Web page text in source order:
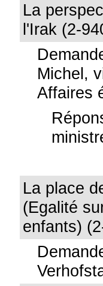
La
l'Irak (2-
Michel,
Affaires
La place
(Egalité
enfants)